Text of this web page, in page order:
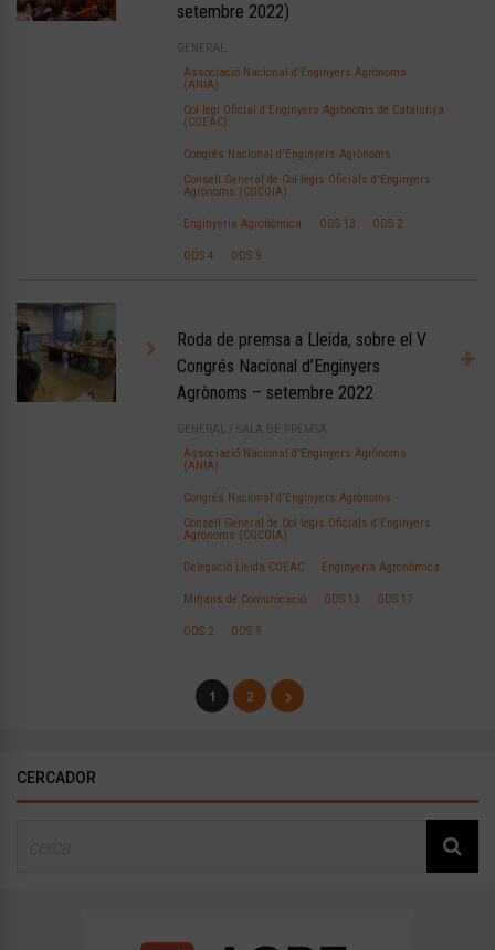
setembre 2022)
GENERAL
Associació Nacional d'Enginyers Agrònoms
(ANIA)
Col·legi Oficial d'Enginyers Agrònoms de Catalunya
(COEAC)
Congrés Nacional d'Enginyers Agrònoms
Consell General de Col·legis Oficials d'Enginyers
Agrònoms (CGCOIA)
Enginyeria Agronòmica ODS 13 ODS 2
ODS 4 ODS 9
Roda de premsa a Lleida, sobre el V
Congrés Nacional d’Enginyers
Agrònoms – setembre 2022
GENERAL
SALA DE PREMSA
Associació Nacional d'Enginyers Agrònoms
(ANIA)
Congrés Nacional d'Enginyers Agrònoms
Consell General de Col·legis Oficials d'Enginyers
Agrònoms (CGCOIA)
Delegació Lleida COEAC Enginyeria Agronòmica
Mitjans de Comunicació ODS 13 ODS 17
ODS 2 ODS 9
1 2
CERCADOR